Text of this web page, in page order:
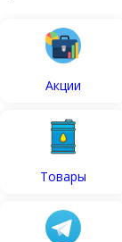
Акции
Товары